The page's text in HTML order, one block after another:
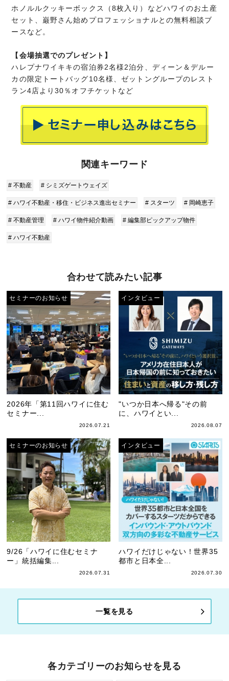
ホノルルクッキーボックス（8枚入り）などハワイのお土産
セット、巌野さん始めプロフェッショナルとの無料相談ブ
ースなど。
【会場抽選でのプレゼント】
ハレプナワイキキの宿泊券2名様2泊分、ディーン＆デルー
カの限定トートバッグ10名様、ゼットングループのレスト
ラン4店より30％オフチケットなど
関連キーワード
# 不動産 # シミズゲートウェイズ
# ハワイ不動産・移住・ビジネス進出セミナー # スターツ # 岡崎恵子
# 不動産管理 # ハワイ物件紹介動画 # 編集部ピックアップ物件
# ハワイ不動産
合わせて読みたい記事
セミナーのお知らせ
2026年「第11回ハワイに住む
セミナー...
2026.07.21
インタビュー
"いつか日本へ帰る"その前
に、ハワイとい...
2026.08.07
セミナーのお知らせ
9/26「ハワイに住むセミナ
ー」統括編集...
2026.07.31
インタビュー
ハワイだけじゃない！世界35
都市と日本全...
2026.07.30
一覧を見る
各カテゴリーのお知らせを見る